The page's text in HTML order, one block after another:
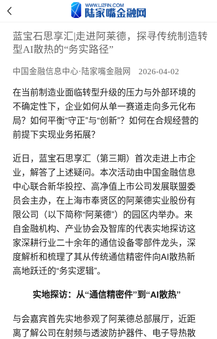
蓝宝石思享汇|走进阿莱德，探寻传统制造转
型AI散热的“务实路径”
中国金融信息中心·陆家嘴金融网 2026-04-02
在当前制造业面临转型升级的压力与外部环境的
不确定性下，企业如何从单一赛道走向多元化布
局？如何平衡“守正”与“创新”？如何在合规经营的
前提下实现业务拓展？
近日，蓝宝石思享汇（第三期）首次走进上市企
业，解答了上述疑问。本次活动由中国金融信息
中心联合新华投控、高净值上市公司发展联盟委
员会主办，在上海市奉贤区的阿莱德实业股份有
限公司（以下简称“阿莱德”）的园区内举办。来
自金融机构、产业协会及智库的代表实地探访这
家深耕行业二十余年的通信设备零部件龙头，深
度解析和梳理了其从传统通信精密件向AI散热新
高地跃迁的“务实逻辑”。
实地探访：从“通信精密件”到“AI散热”
与会嘉宾首先实地参观了阿莱德总部展厅，近距
离了解公司在射频与透波防护器件、电子导热散